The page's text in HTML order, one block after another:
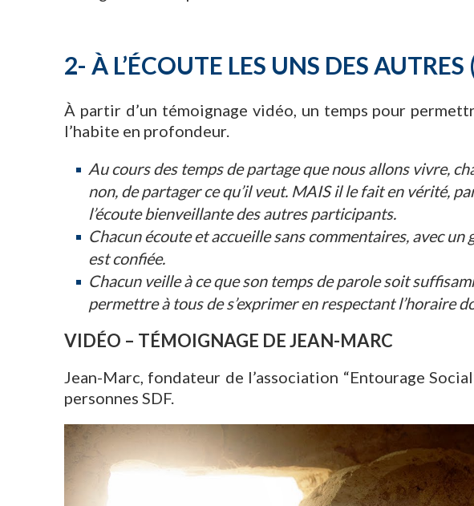
2- À L’ÉCOUTE LES UNS DES
À partir d’un témoignage vidéo, un temps pour
l’habite en profondeur.
Au cours des temps de partage que nous allons vivre,
non, de partager ce qu’il veut. MAIS il le fait en vérité,
l’écoute bienveillante des autres participants.
Chacun écoute et accueille sans commentaires, avec
est confiée.
Chacun veille à ce que son temps de parole soit
permettre à tous de s’exprimer en respectant l’horaire
VIDÉO – TÉMOIGNAGE DE JEAN-MARC
Jean-Marc, fondateur de l’association “Entourage
personnes SDF.